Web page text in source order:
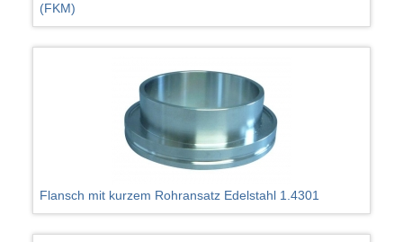
(FKM)
Flansch mit kurzem Rohransatz Edelstahl 1.4301